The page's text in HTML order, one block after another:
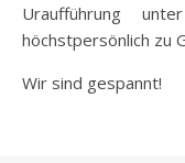
Uraufführung
höchstpersönlich zu
Wir sind gespannt!